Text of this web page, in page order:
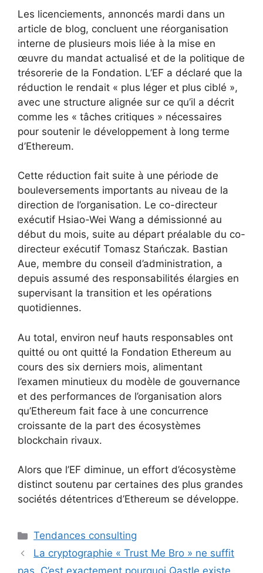
Les licenciements, annoncés mardi dans un
article de blog, concluent une réorganisation
interne de plusieurs mois liée à la mise en
œuvre du mandat actualisé et de la politique de
trésorerie de la Fondation. L’EF a déclaré que la
réduction le rendait « plus léger et plus ciblé »,
avec une structure alignée sur ce qu’il a décrit
comme les « tâches critiques » nécessaires
pour soutenir le développement à long terme
d’Ethereum.
Cette réduction fait suite à une période de
bouleversements importants au niveau de la
direction de l’organisation. Le co-directeur
exécutif Hsiao-Wei Wang a démissionné au
début du mois, suite au départ préalable du co-
directeur exécutif Tomasz Stańczak. Bastian
Aue, membre du conseil d’administration, a
depuis assumé des responsabilités élargies en
supervisant la transition et les opérations
quotidiennes.
Au total, environ neuf hauts responsables ont
quitté ou ont quitté la Fondation Ethereum au
cours des six derniers mois, alimentant
l’examen minutieux du modèle de gouvernance
et des performances de l’organisation alors
qu’Ethereum fait face à une concurrence
croissante de la part des écosystèmes
blockchain rivaux.
Alors que l’EF diminue, un effort d’écosystème
distinct soutenu par certaines des plus grandes
sociétés détentrices d’Ethereum se développe.
Catégories
Tendances consulting
La cryptographie « Trust Me Bro » ne suffit